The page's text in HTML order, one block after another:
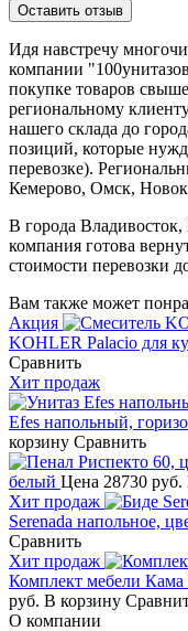
Идя навстречу
компании
покупке товаров
региональному
нашего склада до
позиций, которые
перевозке).
Кемерово, Омск,
В города
компания готова
стоимости перевозки
Вам также может
Акция
KOHLER Palacio для
Сравнить
Хит продаж
Efes напольный,
корзину Сравнить
белый Цена 28730 руб.
Хит продаж
Serenada напольное,
Сравнить
Хит продаж
Комплект мебели Кама
руб. В корзину
О компании